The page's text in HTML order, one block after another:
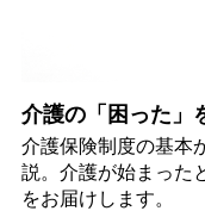
介護の「困った」
介護保険制度の基本
説。介護が始まった
をお届けします。